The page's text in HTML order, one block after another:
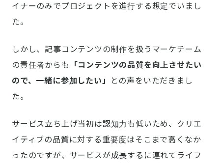
イナーのみでプロジェクトを進行する想定でいまし
た。
しかし、記事コンテンツの制作を扱うマーケチーム
の責任者からも
「コンテンツの品質を向上させたい
ので、一緒に参加したい」
との声をいただきまし
た。
サービス立ち上げ当初は認知力も低いため、クリエ
イティブの品質に対する重要度はそこまで高くなか
ったのですが、サービスが成長するに連れてライフ